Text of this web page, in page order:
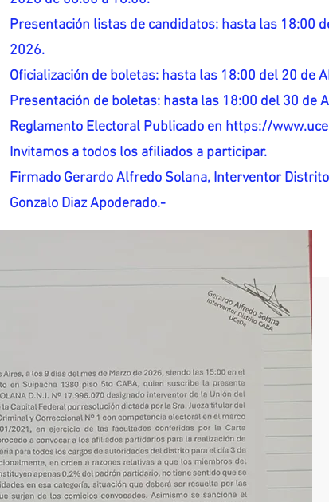
Presentación listas de candidatos: hasta las 18:00
2026.
Oficialización de boletas: hasta las 18:00 del 20 de
Presentación de boletas: hasta las 18:00 del 30 de
Reglamento Electoral Publicado en https://
Invitamos a todos los afiliados a participar.
Firmado Gerardo Alfredo Solana, Interventor Distrito
Gonzalo Diaz Apoderado.-